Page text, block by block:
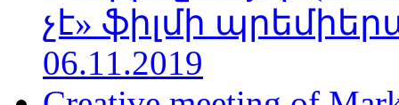
չէ» ֆիլմի
06.11.2019